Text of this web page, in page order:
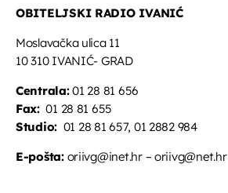
OBITELJSKI RADIO IVANIĆ
Moslavačka ulica 11
10 310 IVANIĆ- GRAD
Centrala:01 28 81 656
Fax:01 28 81 655
Studio: 01 28 81 657, 01 2882 984
E-pošta:oriivg@inet.hr – oriivg@net.hr